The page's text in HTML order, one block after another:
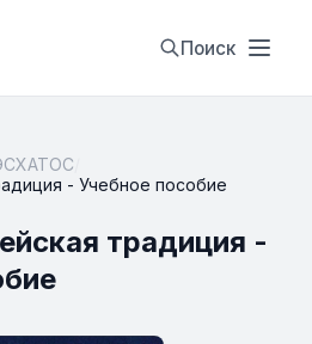
Поиск
- Учебное пособие
традиция -